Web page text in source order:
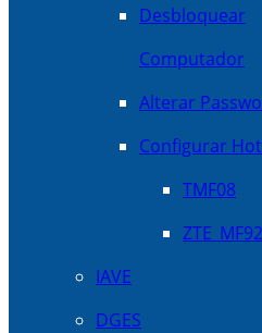
Desbloquear
Computador
Alterar
Configurar
TMF08
IAVE
DGES